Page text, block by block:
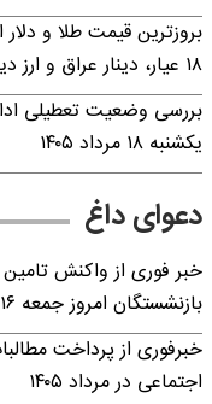
۱۸ عیار، دینار عراق و ارز دیجیتال چند؟
بررسی وضعیت تعطیلی
یکشنبه ۱۸ مرداد ۱۴۰۵
دعوای داغ
خبر فوری از واکنش
بازنشستگان امروز جمعه ۱۶ مرداد ۱۴۰۵
خبرفوری از پرداخت
اجتماعی در مرداد ۱۴۰۵